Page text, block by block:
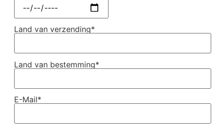
Land van verzending*
Land van bestemming*
E-Mail*